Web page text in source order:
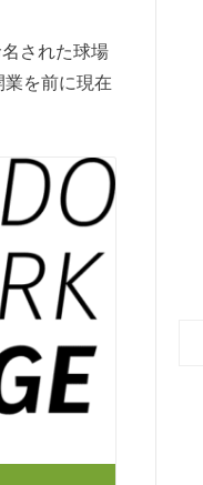
された球場
を前に現在